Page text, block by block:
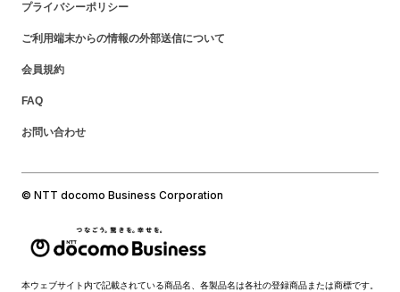
プライバシーポリシー
ご利用端末からの情報の外部送信について
会員規約
FAQ
お問い合わせ
© NTT docomo Business Corporation
本ウェブサイト内で記載されている商品名、各製品名は各社の登録商品または商標です。